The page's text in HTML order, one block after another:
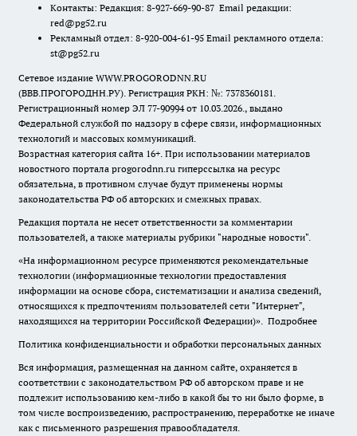
Контакты: Редакция: 8-927-669-90-87 Email редакции:
red@pg52.ru
Рекламный отдел: 8-920-004-61-95 Email рекламного отдела:
st@pg52.ru
Сетевое издание WWW.PROGORODNN.RU
(ВВВ.ПРОГОРОДНН.РУ). Регистрация РКН: №: 7378360181.
Регистрационный номер ЭЛ 77-90994 от 10.03.2026., выдано
Федеральной службой по надзору в сфере связи, информационных
технологий и массовых коммуникаций.
Возрастная категория сайта 16+. При использовании материалов
новостного портала progorodnn.ru гиперссылка на ресурс
обязательна, в противном случае будут применены нормы
законодательства РФ об авторских и смежных правах.
Редакция портала не несет ответственности за комментарии
пользователей, а также материалы рубрики "народные новости".
«На информационном ресурсе применяются рекомендательные
технологии (информационные технологии предоставления
информации на основе сбора, систематизации и анализа сведений,
относящихся к предпочтениям пользователей сети "Интернет",
находящихся на территории Российской Федерации)». Подробнее
Политика конфиденциальности и обработки персональных данных
Вся информация, размещенная на данном сайте, охраняется в
соответствии с законодательством РФ об авторском праве и не
подлежит использованию кем-либо в какой бы то ни было форме, в
том числе воспроизведению, распространению, переработке не иначе
как с письменного разрешения правообладателя.